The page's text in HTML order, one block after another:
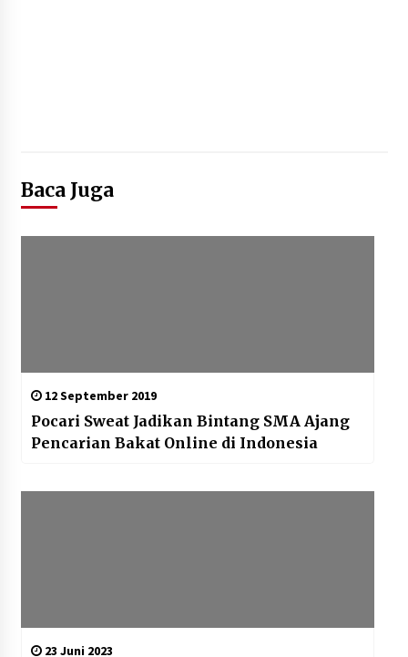
Baca Juga
12 September 2019
Pocari Sweat Jadikan Bintang SMA Ajang
Pencarian Bakat Online di Indonesia
23 Juni 2023